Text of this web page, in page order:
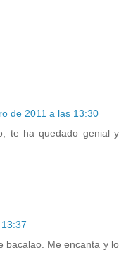
de 2011 a las 13:30
te ha quedado genial y
bacalao. Me encanta y lo